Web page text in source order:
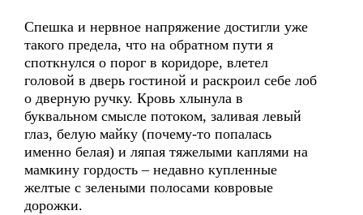
Спешка и нервное напряжение достигли уже
такого предела, что на обратном пути я
споткнулся о порог в коридоре, влетел
головой в дверь гостиной и раскроил себе лоб
о дверную ручку. Кровь хлынула в
буквальном смысле потоком, заливая левый
глаз, белую майку (почему-то попалась
именно белая) и ляпая тяжелыми каплями на
мамкину гордость – недавно купленные
желтые с зелеными полосами ковровые
дорожки.